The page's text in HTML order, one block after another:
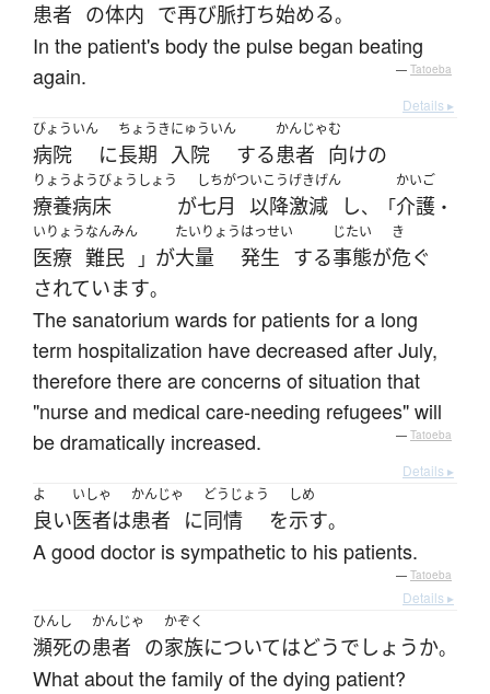
患者 の体内 で再び脈打ち始める。
In the patient's body the pulse began beating
again.
— Tatoeba
Details ▸
びょういん
病院 に
ちょうき
長期
にゅういん
入院 する
かんじゃ
患者
む
向けの
りょうようびょうしょう
療養病床 が
しちがつ
七月
いこう
以降
げきげん
激減 し、「
かいご
介護 ・
いりょう
医療
なんみん
難民 」 が
たいりょう
大量
はっせい
発生 する
じたい
事態が
き
危ぐ
されています。
The sanatorium wards for patients for a long
term hospitalization have decreased after July,
therefore there are concerns of situation that
"nurse and medical care-needing refugees" will
be dramatically increased.
— Tatoeba
Details ▸
よ
良い
いしゃ
医者は
かんじゃ
患者 に
どうじょう
同情 を
しめ
示す。
A good doctor is sympathetic to his patients.
— Tatoeba
Details ▸
ひんし
瀕死の
かんじゃ
患者 の
かぞく
家族についてはどうでしょうか。
What about the family of the dying patient?